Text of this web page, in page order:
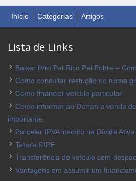
Início Categorias Artigos
Lista de Links
Baixar livro Pai Rico Pai Pobre –
Como consultar restrição no nome
Como financiar veículo particular
Como informar ao Detran a venda
importante.
Parcelar IPVA inscrito na Dívida Ativa
Tabela FIPE
Transferência de veículo sem
Vantagens em assumir um